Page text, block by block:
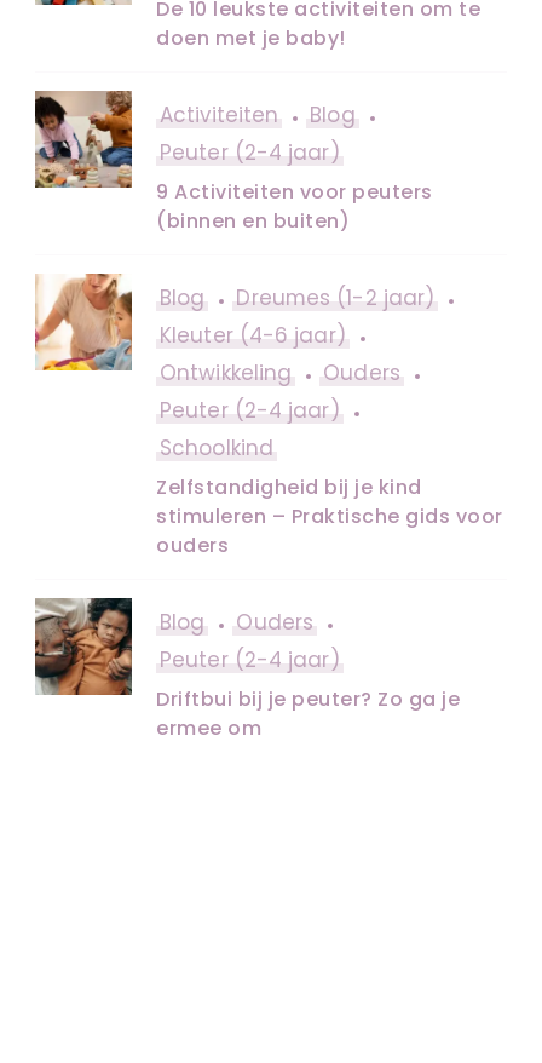
De 10 leukste activiteiten om te
doen met je baby!
Activiteiten
Blog
Peuter (2-4 jaar)
9 Activiteiten voor peuters
(binnen en buiten)
Blog
Dreumes (1-2 jaar)
Kleuter (4-6 jaar)
Ontwikkeling
Ouders
Peuter (2-4 jaar)
Schoolkind
Zelfstandigheid bij je kind
stimuleren – Praktische gids voor
ouders
Blog
Ouders
Peuter (2-4 jaar)
Driftbui bij je peuter? Zo ga je
ermee om